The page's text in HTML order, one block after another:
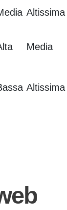
Altissima
Media
Altissima